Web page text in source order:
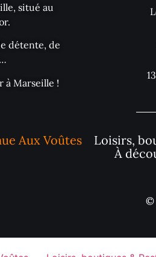
situé au
détente, de
à Marseille !
Aux Voûtes Loisirs,
À
©